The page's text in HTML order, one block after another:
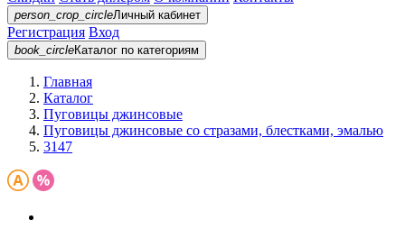
person_crop_circleЛичный кабинет
Регистрация Вход
book_circleКаталог по категориям
Главная
Каталог
Пуговицы джинсовые
Пуговицы джинсовые со стразами, блестками, эмалью
3147